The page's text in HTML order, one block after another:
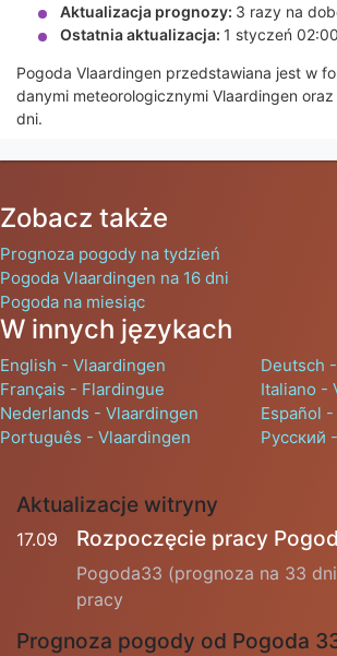
Aktualizacja prognozy: 3 razy na
Ostatnia aktualizacja: 1 styczeń
Pogoda Vlaardingen przedstawiana jest w
danymi meteorologicznymi Vlaardingen
dni.
Zobacz także
Prognoza pogody na tydzień
Pogoda Vlaardingen na 16 dni
Pogoda na miesiąc
W innych językach
English - Vlaardingen
Deutsch
Français - Flardingue
Italiano -
Nederlands - Vlaardingen
Español
Português - Vlaardingen
Русский
Aktualizacje witryny
17.09 Rozpoczęcie pracy
Pogoda33 (prognoza na 33
pracy
Prognoza pogody od Pogoda